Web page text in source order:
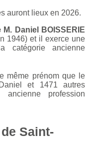
auront lieux en 2026.
Daniel BOISSERIE
1946) et il exerce une
catégorie ancienne
même prénom que le
et 1471 autres
profession
Saint-